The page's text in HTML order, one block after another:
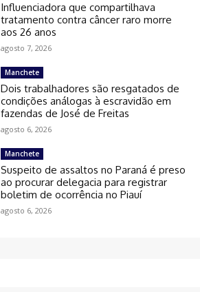
Influenciadora que compartilhava
tratamento contra câncer raro morre
aos 26 anos
agosto 7, 2026
Manchete
Dois trabalhadores são resgatados de
condições análogas à escravidão em
fazendas de José de Freitas
agosto 6, 2026
Manchete
Suspeito de assaltos no Paraná é preso
ao procurar delegacia para registrar
boletim de ocorrência no Piauí
agosto 6, 2026